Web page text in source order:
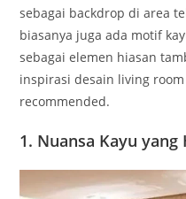
sebagai backdrop di area
biasanya juga ada motif
sebagai elemen hiasan
inspirasi desain living
recommended.
1. Nuansa Kayu yang